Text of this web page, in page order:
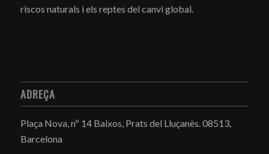
riscos naturals i els reptes del canvi global.
ADREÇA
Plaça Nova, nº 14 Baixos, Prats del Lluçanès.08513,
Barcelona